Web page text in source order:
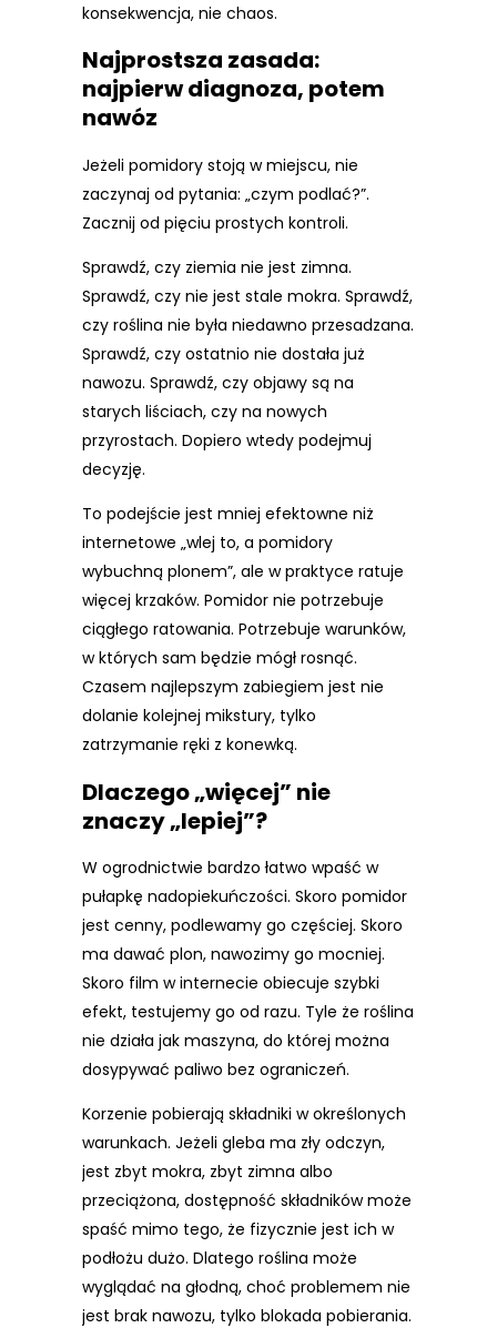
konsekwencja, nie chaos.
Najprostsza zasada:
najpierw diagnoza, potem
nawóz
Jeżeli pomidory stoją w miejscu, nie
zaczynaj od pytania: „czym podlać?”.
Zacznij od pięciu prostych kontroli.
Sprawdź, czy ziemia nie jest zimna.
Sprawdź, czy nie jest stale mokra. Sprawdź,
czy roślina nie była niedawno przesadzana.
Sprawdź, czy ostatnio nie dostała już
nawozu. Sprawdź, czy objawy są na
starych liściach, czy na nowych
przyrostach. Dopiero wtedy podejmuj
decyzję.
To podejście jest mniej efektowne niż
internetowe „wlej to, a pomidory
wybuchną plonem”, ale w praktyce ratuje
więcej krzaków. Pomidor nie potrzebuje
ciągłego ratowania. Potrzebuje warunków,
w których sam będzie mógł rosnąć.
Czasem najlepszym zabiegiem jest nie
dolanie kolejnej mikstury, tylko
zatrzymanie ręki z konewką.
Dlaczego „więcej” nie
znaczy „lepiej”?
W ogrodnictwie bardzo łatwo wpaść w
pułapkę nadopiekuńczości. Skoro pomidor
jest cenny, podlewamy go częściej. Skoro
ma dawać plon, nawozimy go mocniej.
Skoro film w internecie obiecuje szybki
efekt, testujemy go od razu. Tyle że roślina
nie działa jak maszyna, do której można
dosypywać paliwo bez ograniczeń.
Korzenie pobierają składniki w określonych
warunkach. Jeżeli gleba ma zły odczyn,
jest zbyt mokra, zbyt zimna albo
przeciążona, dostępność składników może
spaść mimo tego, że fizycznie jest ich w
podłożu dużo. Dlatego roślina może
wyglądać na głodną, choć problemem nie
jest brak nawozu, tylko blokada pobierania.